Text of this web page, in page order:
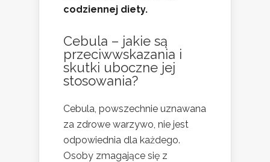
codziennej diety.
Cebula – jakie są
przeciwwskazania i
skutki uboczne jej
stosowania?
Cebula, powszechnie uznawana
za zdrowe warzywo, nie jest
odpowiednia dla każdego.
Osoby zmagające się z